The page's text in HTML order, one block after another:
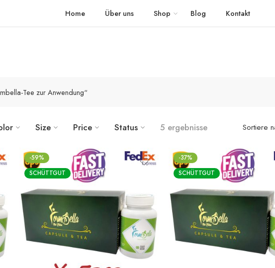
Werktagen mit schnellem Versand in die ganze Welt geliefert The Detox Tea
Home Über uns Shop Blog Kontakt
Tee zur Anwendung“
Size Price Status 5 ergebnisse Sortiere
-59%
SCHÜTTGUT
-37%
SCHÜTTGUT